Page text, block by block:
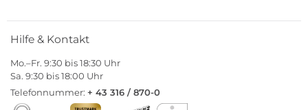
Hilfe & Kontakt
Mo.–Fr. 9:30 bis 18:30 Uhr
Sa. 9:30 bis 18:00 Uhr
Telefonnummer: + 43 316 / 870-0